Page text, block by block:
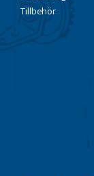
Tillbehör